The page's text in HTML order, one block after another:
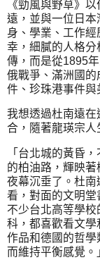
《勁風與野草》
遠，並與一位日
身、學業、工作
幸，細膩的人格分
傳，而是從1895
俄戰爭、滿洲國
件、珍珠港事件與
我想透過杜南遠
合，隨著龍瑛宗人
「台北城的黃昏
的柏油路，輝映
夜幕沉垂了。杜
看，對面的文明
不少台北高等學
科，都喜歡看文
作品和德國的哲
而維持平衡感覺